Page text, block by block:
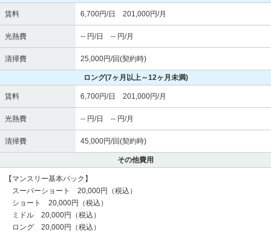
賃料 6,700円/日 201,000円/月
光熱費 -- 円/日 -- 円/月
清掃費 25,000円/回(契約時)
ロング(7ヶ月以上～12ヶ月未満)
賃料 6,700円/日 201,000円/月
光熱費 -- 円/日 -- 円/月
清掃費 45,000円/回(契約時)
その他費用
【マンスリー基本パック】
スーパーショート 20,000円（税込）
ショート 20,000円（税込）
ミドル 20,000円（税込）
ロング 20,000円（税込）